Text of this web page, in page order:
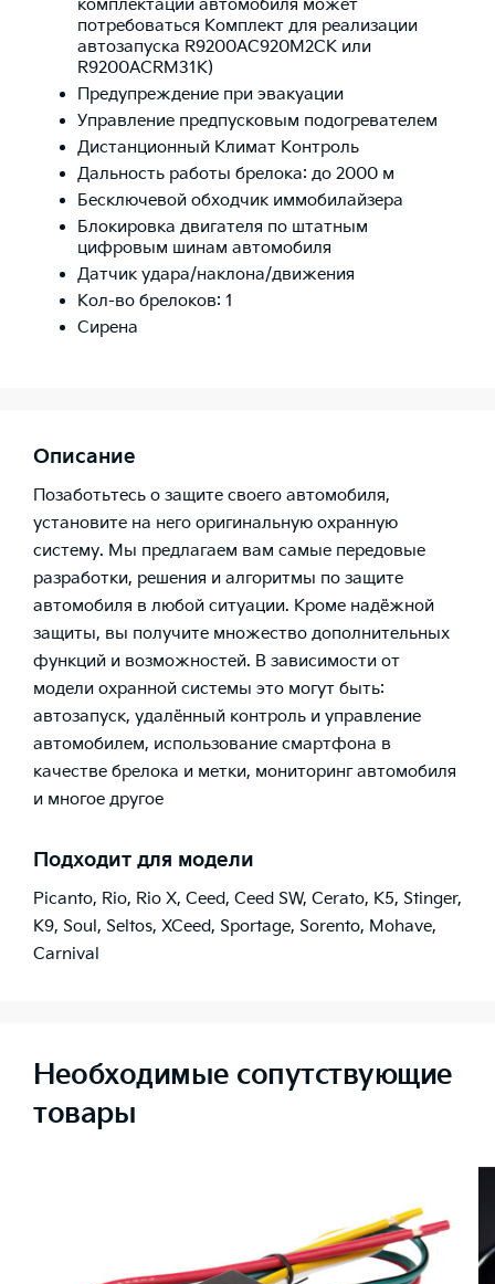
комплектации автомобиля может
потребоваться Комплект для реализации
автозапуска R9200AC920M2CK или
R9200ACRM31K)
Предупреждение при эвакуации
Управление предпусковым подогревателем
Дистанционный Климат Контроль
Дальность работы брелока: до 2000 м
Бесключевой обходчик иммобилайзера
Блокировка двигателя по штатным
цифровым шинам автомобиля
Датчик удара/наклона/движения
Кол-во брелоков: 1
Сирена
Описание
Позаботьтесь о защите своего автомобиля,
установите на него оригинальную охранную
систему. Мы предлагаем вам самые передовые
разработки, решения и алгоритмы по защите
автомобиля в любой ситуации. Кроме надёжной
защиты, вы получите множество дополнительных
функций и возможностей. В зависимости от
модели охранной системы это могут быть:
автозапуск, удалённый контроль и управление
автомобилем, использование смартфона в
качестве брелока и метки, мониторинг автомобиля
и многое другое
Подходит для модели
Picanto, Rio, Rio X, Ceed, Ceed SW, Cerato, K5, Stinger,
K9, Soul, Seltos, XCeed, Sportage, Sorento, Mohave,
Carnival
Необходимые сопутствующие
товары